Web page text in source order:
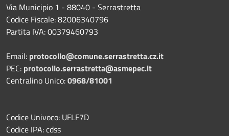
Via Municipio 1 - 88040 - Serrastretta
Codice Fiscale: 82006340796
Partita IVA: 00379460793
Email: protocollo@comune.serrastretta.cz.it
PEC: protocollo.serrastretta@asmepec.it
Centralino Unico:0968/81001
Codice Univoco: UFLF7D
Codice IPA: cdss